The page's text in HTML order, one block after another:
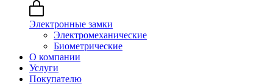
Электронные замки
Электромеханические
Биометрические
О компании
Услуги
Покупателю